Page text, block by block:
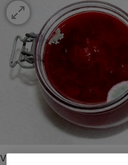
Von Schimmel befallene